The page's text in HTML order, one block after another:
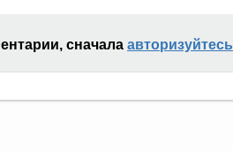
сначала авторизуйтесь